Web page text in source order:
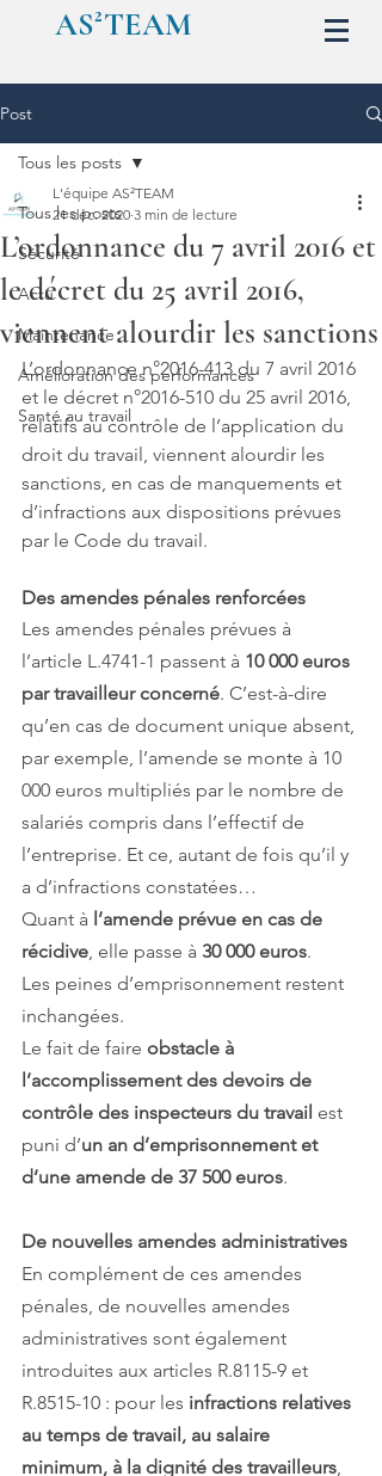
AS²TEAM
Post
Tous les posts
Sécurité
Actu
Maintenance
Amélioration des performances
Santé au travail
Tous les posts
L’ordonnance du 7 avril 2016 et
le décret du 25 avril 2016,
viennent alourdir les sanctions
L'équipe AS²TEAM
21 déc. 2020 3 min de lecture
L’ordonnance n°2016-413 du 7 avril 2016
et le décret n°2016-510 du 25 avril 2016,
relatifs au contrôle de l’application du
droit du travail, viennent alourdir les
sanctions, en cas de manquements et
d’infractions aux dispositions prévues
par le Code du travail.
Des amendes pénales renforcées
Les amendes pénales prévues à
l’article L.4741-1 passent à 10 000 euros
par travailleur concerné. C’est-à-dire
qu’en cas de document unique absent,
par exemple, l’amende se monte à 10
000 euros multipliés par le nombre de
salariés compris dans l’effectif de
l’entreprise. Et ce, autant de fois qu’il y
a d’infractions constatées…
Quant à l’amende prévue en cas de
récidive, elle passe à 30 000 euros.
Les peines d’emprisonnement restent
inchangées.
Le fait de faire obstacle à
l’accomplissement des devoirs de
contrôle des inspecteurs du travail est
puni d’un an d’emprisonnement et
d’une amende de 37 500 euros.
De nouvelles amendes administratives
En complément de ces amendes
pénales, de nouvelles amendes
administratives sont également
introduites aux articles R.8115-9 et
R.8515-10 : pour les infractions relatives
au temps de travail, au salaire
minimum, à la dignité des travailleurs,